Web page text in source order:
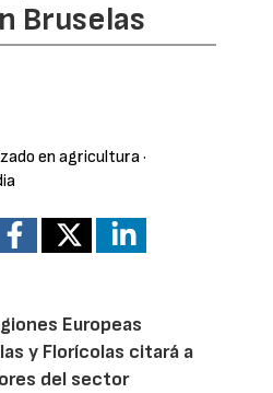
Bruselas
en agricultura·
Europeas
y Florícolas citará a
del sector